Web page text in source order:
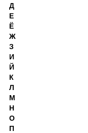
Д
Е
Ё
Ж
З
И
Й
К
Л
М
Н
О
П